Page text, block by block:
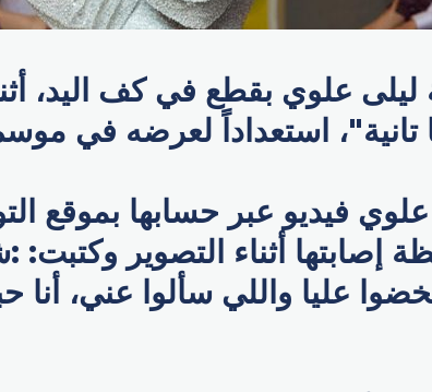
ليلى علوي بقطع في كف اليد،
استعداداً لعرضه في موسم
فيديو عبر حسابها بموقع
إصابتها أثناء التصوير
عليا واللي سألوا عني،